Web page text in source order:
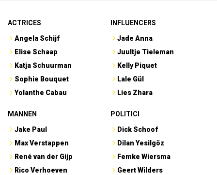
ACTRICES
Angela Schijf
Elise Schaap
Katja Schuurman
Sophie Bouquet
Yolanthe Cabau
INFLUENCERS
Jade Anna
Juultje Tieleman
Kelly Piquet
Lale Gül
Lies Zhara
MANNEN
Jake Paul
Max Verstappen
René van der Gijp
Rico Verhoeven
POLITICI
Dick Schoof
Dilan Yesilgöz
Femke Wiersma
Geert Wilders